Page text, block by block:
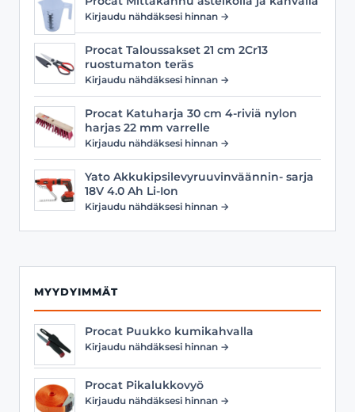
Kirjaudu nähdäksesi hinnan →
Procat Taloussakset 21 cm 2Cr13
ruostumaton teräs
Kirjaudu nähdäksesi hinnan →
Procat Katuharja 30 cm 4-riviä nylon
harjas 22 mm varrelle
Kirjaudu nähdäksesi hinnan →
Yato Akkukipsilevyruuvinväännin- sarja
18V 4.0 Ah Li-Ion
Kirjaudu nähdäksesi hinnan →
MYYDYIMMÄT
Procat Puukko kumikahvalla
Kirjaudu nähdäksesi hinnan →
Procat Pikalukkovyö
Kirjaudu nähdäksesi hinnan →